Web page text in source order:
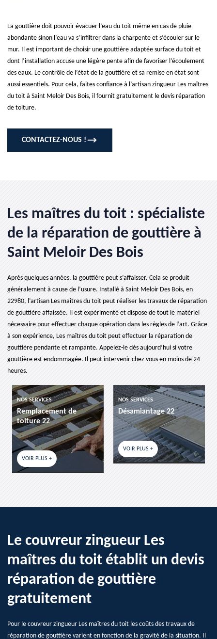
La gouttière doit pouvoir évacuer l’eau du toit même en cas de pluie
abondante sinon l’eau va s’infiltrer dans la charpente et s’écouler sur le
mur. Il est important de choisir une gouttière adaptée surface du toit et
dont l’installation accuse une légère pente afin de favoriser l’écoulement
des eaux. Le contrôle de l’état de la gouttière et sa remise en état sont
aussi essentiels. Pour cela, faites confiance à l’artisan zingueur Les maîtres
du toit à Saint Meloir Des Bois, il fournit gratuitement le devis réparation
de toiture.
CONTACTEZ-NOUS !
Les maîtres du toit : spécialiste
de la réparation de gouttière à
Saint Meloir Des Bois
Après quelques années, la gouttière peut s’affaisser. Cela se produit
généralement à cause de l’usure. Installé à Saint Meloir Des Bois, en
22980, l’artisan Les maîtres du toit peut réaliser les travaux de réparation
de gouttière affaissée. Il est expérimenté et dispose de tout le matériel
nécessaire pour effectuer chaque opération dans les règles de l’art. Grâce
à son expérience, Les maîtres du toit peut effectuer la réparation de
gouttière pendante et rampante. Appelez-le dès aujourd’hui si votre
gouttière est endommagée. Il peut intervenir chez vous en moins de 24
heures.
NOS SERVICES
Remplacement de
toiture 22
VOIR PLUS +
NOS SERVICES
Désamiantage 22
VOIR PLUS +
Le couvreur zingueur Les
maîtres du toit établit un devis
réparation de gouttière
gratuitement
Pour le couvreur zingueur Les maîtres du toit les coûts des travaux de
réparation de gouttière varient en fonction de la gravité de la situation. Il